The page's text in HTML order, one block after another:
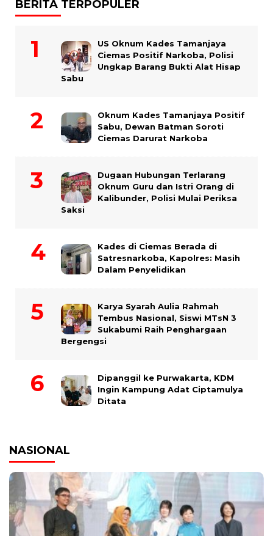
BERITA TERPOPULER
US Oknum Kades Tamanjaya
Ciemas Positif Narkoba, Polisi
Ungkap Barang Bukti Alat Hisap
Sabu
Oknum Kades Tamanjaya Positif
Sabu, Dewan Batman Soroti
Ciemas Darurat Narkoba
Dugaan Hubungan Terlarang
Oknum Guru dan Istri Orang di
Kalibunder, Polisi Mulai Periksa
Saksi
Kades di Ciemas Berada di
Satresnarkoba, Kapolres: Masih
Dalam Penyelidikan
Karya Syarah Aulia Rahmah
Tembus Nasional, Siswi MTsN 3
Sukabumi Raih Penghargaan
Bergengsi
Dipanggil ke Purwakarta, KDM
Ingin Kampung Adat Ciptamulya
Ditata
NASIONAL